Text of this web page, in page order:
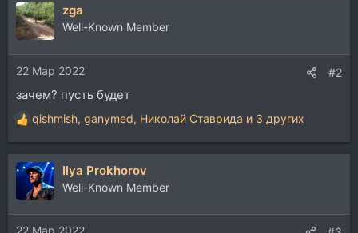
к
ц
и
и
:
zga
Well-Known Member
22 Мар 2022 #2
зачем? пусть будет
Р
е
а
к
ц
и
и
qishmish, ganymed, Николай Ставрида и 3 других
Ilya Prokhorov
Well-Known Member